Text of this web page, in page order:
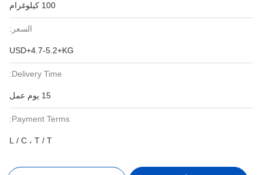
100 كيلوغرام
السعر:
USD+4.7-5.2+KG
Delivery Time:
15 يوم عمل
Payment Terms:
L / C ، T / T